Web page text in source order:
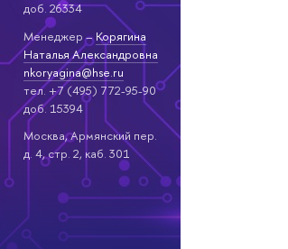
доб. 26334
Менеджер –Корягина
Наталья Александровна
nkoryagina@hse.ru
тел. +7 (495) 772-95-90
доб. 15394
Москва, Армянский пер.
д. 4, стр. 2, каб. 301